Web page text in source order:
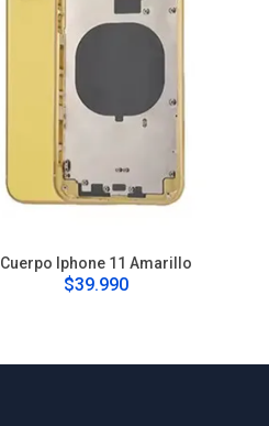
Cuerpo Iphone 11 Amarillo
$39.990